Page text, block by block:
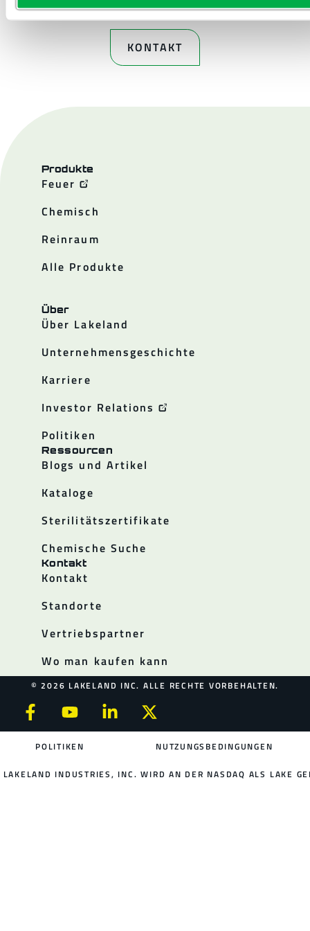
KONTAKT
Produkte
Feuer
Chemisch
Reinraum
Alle Produkte
Über
Über Lakeland
Unternehmensgeschichte
Karriere
Investor Relations
Politiken
Ressourcen
Blogs und Artikel
Kataloge
Sterilitätszertifikate
Chemische Suche
Kontakt
Kontakt
Standorte
Vertriebspartner
Wo man kaufen kann
© 2026 LAKELAND INC. ALLE RECHTE VORBEHALTEN.
POLITIKEN NUTZUNGSBEDINGUNGEN
LAKELAND INDUSTRIES, INC. WIRD AN DER NASDAQ ALS LAKE